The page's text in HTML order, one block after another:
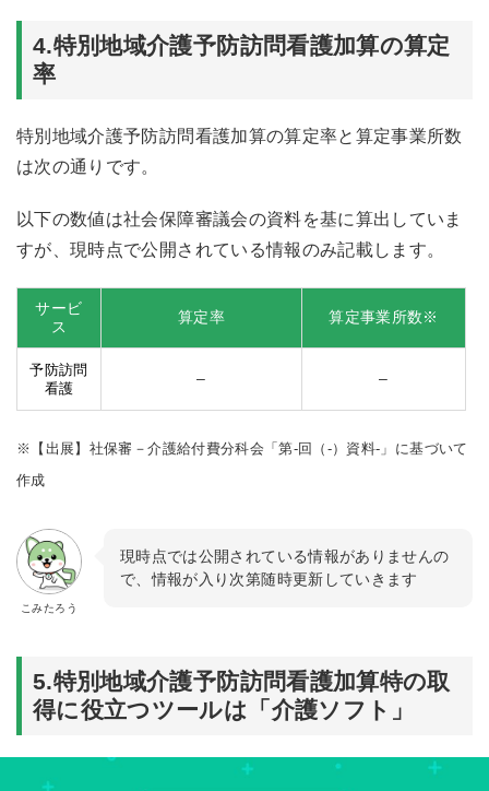
4.特別地域介護予防訪問看護加算の算定
率
特別地域介護予防訪問看護加算の算定率と算定事業所数
は次の通りです。
以下の数値は社会保障審議会の資料を基に算出していま
すが、現時点で公開されている情報のみ記載します。
サービ
ス
算定率 算定事業所数※
予防訪問
看護
– –
※【出展】社保審－介護給付費分科会「第-回（-）資料-」に基づいて
作成
こみたろう
現時点では公開されている情報がありませんの
で、情報が入り次第随時更新していきます
5.特別地域介護予防訪問看護加算特の取
得に役立つツールは「介護ソフト」